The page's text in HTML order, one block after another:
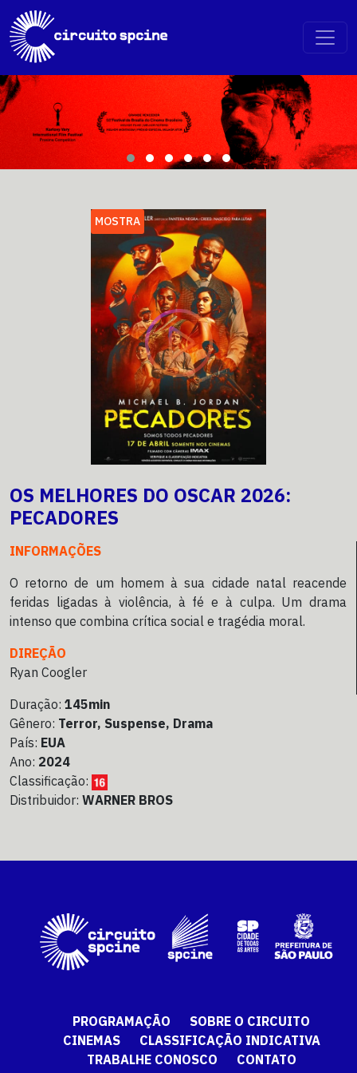
MOSTRA
OS MELHORES DO OSCAR 2026:
PECADORES
INFORMAÇÕES
O retorno de um homem à sua cidade natal reacende
feridas ligadas à violência, à fé e à culpa. Um drama
intenso que combina crítica social e tragédia moral.
DIREÇÃO
Ryan Coogler
Duração: 145min
Gênero: Terror, Suspense, Drama
País: EUA
Ano: 2024
Classificação:
Distribuidor: WARNER BROS
PROGRAMAÇÃO
SOBRE O CIRCUITO
CINEMAS
CLASSIFICAÇÃO INDICATIVA
TRABALHE CONOSCO
CONTATO